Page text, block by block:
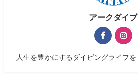
アークダイブ
人生を豊かにするダイビングライフを